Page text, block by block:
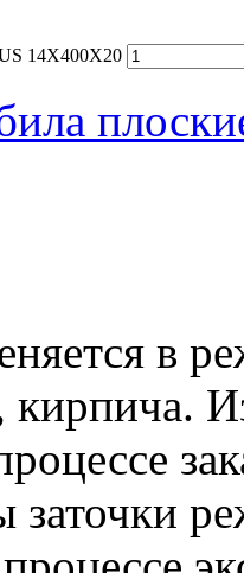
14Х400Х20
в
кирпича.
заточки